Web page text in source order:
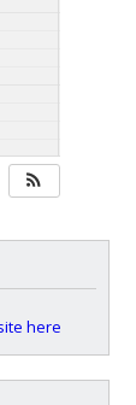
here